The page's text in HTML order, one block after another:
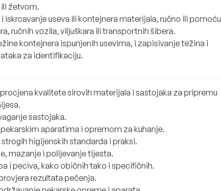
žetvom.
iskrcavanje useva ili kontejnera materijala, ručno ili pomoću
ručnih vozila, viljuškara ili transportnih šibera.
kontejnera ispunjenih usevima, i zapisivanje težina i
za identifikaciju.
kvalitete sirovih materijala i sastojaka za pripremu
sastojaka.
aparatima i opremom za kuhanje.
higijenskih standarda i praksi.
mazanje i polijevanje tijesta.
i peciva, kako običnih tako i specifičnih.
rezultata pečenja.